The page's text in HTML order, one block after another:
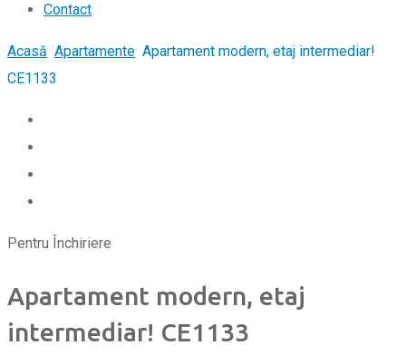
Contact
Acasă Apartamente Apartament modern, etaj intermediar!
CE1133
Pentru Închiriere
Apartament modern, etaj
intermediar! CE1133